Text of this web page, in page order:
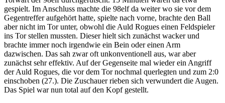
gespielt. Im Anschluss machte die 98elf da weiter wo sie vor dem
Gegentreffer aufgehört hatte, spielte nach vorne, brachte den Ball
aber nicht im Tor unter, obwohl die Auld Rogues einen Feldspieler
ins Tor stellen mussten. Dieser hielt sich zunächst wacker und
brachte immer noch irgendwie ein Bein oder einen Arm
dazwischen. Das sah zwar oft unkonventionell aus, war aber
zunächst sehr effektiv. Auf der Gegenseite mal wieder ein Angriff
der Auld Rogues, die vor dem Tor nochmal querlegten und zum 2:0
einschoben (27.). Die Zuschauer rieben sich verwundert die Augen.
Das Spiel war nun total auf den Kopf gestellt.